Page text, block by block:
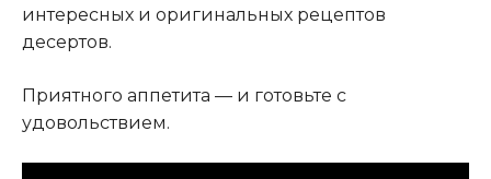
интересных и оригинальных рецептов
десертов.
Приятного аппетита — и готовьте с
удовольствием.